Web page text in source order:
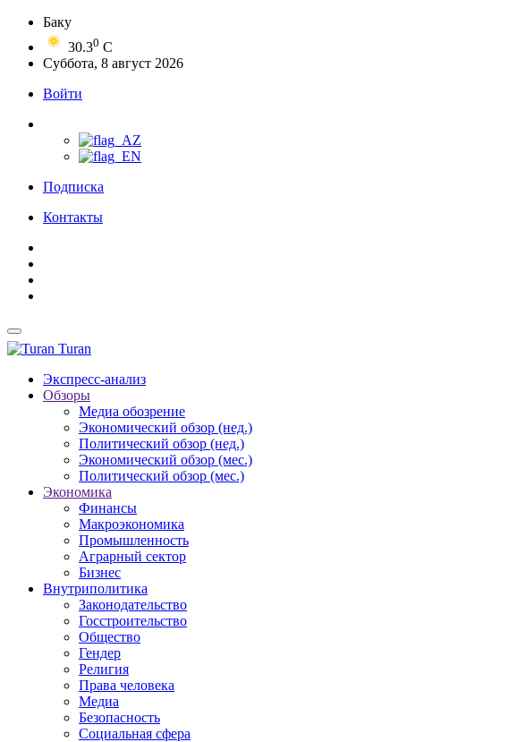
Баку
30.30 C
Суббота, 8 август 2026
Войти
Подписка
Контакты
Turan
Экспресс-анализ
Обзоры
Медиа обозрение
Экономический обзор (нед.)
Политический обзор (нед.)
Экономический обзор (мес.)
Политический обзор (мес.)
Экономика
Финансы
Макроэкономика
Промышленность
Аграрный сектор
Бизнес
Внутриполитика
Законодательство
Госстроительство
Общество
Гендер
Религия
Права человека
Медиа
Безопасность
Социальная сфера